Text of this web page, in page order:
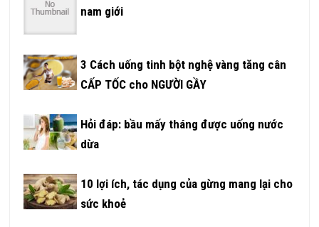
nam giới
3 Cách uống tinh bột nghệ vàng tăng cân
CẤP TỐC cho NGƯỜI GẦY
Hỏi đáp: bầu mấy tháng được uống nước
dừa
10 lợi ích, tác dụng của gừng mang lại cho
sức khoẻ